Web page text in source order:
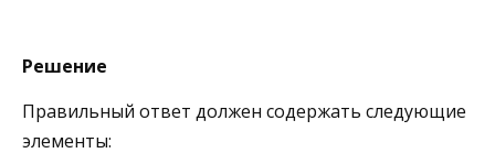
Решение
Правильный ответ должен содержать следующие
элементы: